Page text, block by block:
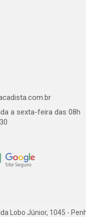
a sexta-feira das 08h
Lobo Júnior, 1045 -